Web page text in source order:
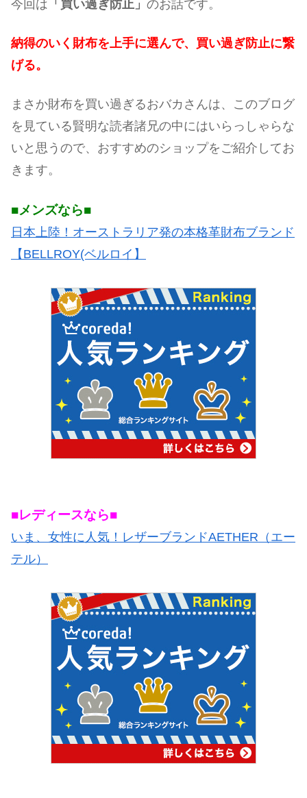
今回は 「買い過ぎ防止」 のお話です。
納得のいく財布を上手に選んで、買い過ぎ防止に繋
げる。
まさか財布を買い過ぎるおバカさんは、このブログ
を見ている賢明な読者諸兄の中にはいらっしゃらな
いと思うので、おすすめのショップをご紹介してお
きます。
■メンズなら■
日本上陸！オーストラリア発の本格革財布ブランド
【BELLROY(ベルロイ】
■レディースなら■
いま、女性に人気！レザーブランドAETHER（エー
テル）